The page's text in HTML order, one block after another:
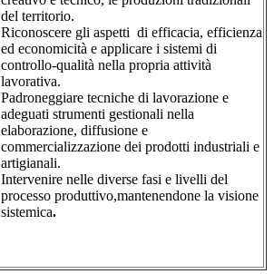
del territorio.
Riconoscere gli aspetti di efficacia, efficienza
ed economicità e applicare i sistemi di
controllo-qualità nella propria attività
lavorativa.
Padroneggiare tecniche di lavorazione e
adeguati strumenti gestionali nella
elaborazione, diffusione e
commercializzazione dei prodotti industriali e
artigianali.
Intervenire nelle diverse fasi e livelli del
processo produttivo,mantenendone la visione
sistemica.